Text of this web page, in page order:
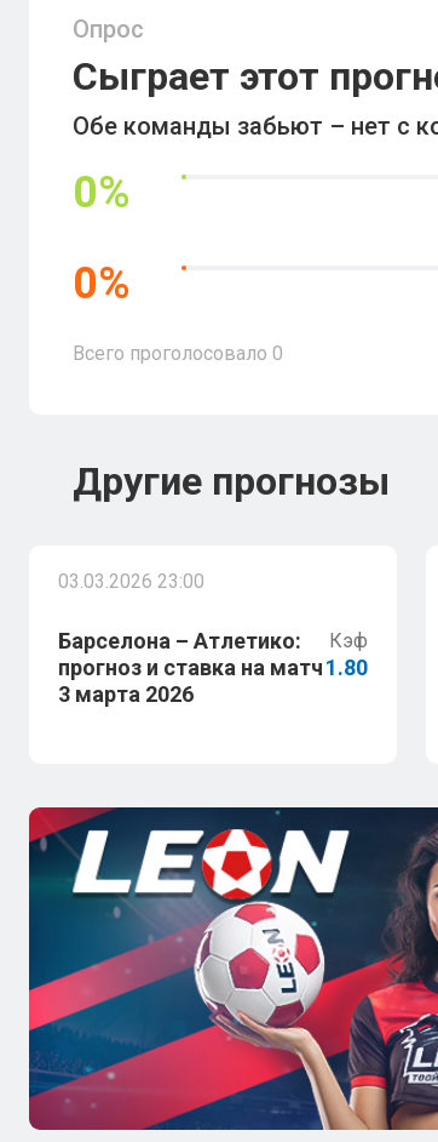
Опрос
Сыграет этот
Обе команды забьют – нет с
0%
0%
Всего проголосовало 0
Другие прогнозы
03.03.2026 23:00
Барселона – Атлетико:
прогноз и ставка на матч
3 марта 2026
Кэф
1.80